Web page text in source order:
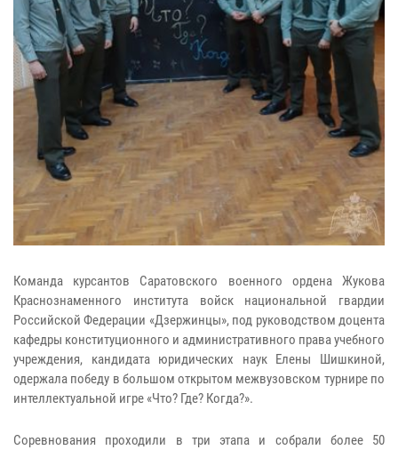
Команда курсантов Саратовского военного ордена Жукова
Краснознаменного института войск национальной гвардии
Российской Федерации «Дзержинцы», под руководством доцента
кафедры конституционного и административного права учебного
учреждения, кандидата юридических наук Елены Шишкиной,
одержала победу в большом открытом межвузовском турнире по
интеллектуальной игре «Что? Где? Когда?».
Соревнования проходили в три этапа и собрали более 50